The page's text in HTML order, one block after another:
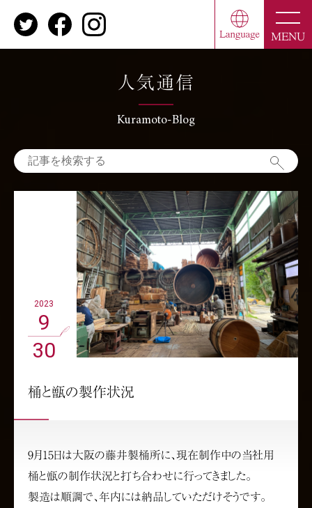
MENU
人気通信
Kuramoto-Blog
2023
9
30
桶と甑の製作状況
9月15日は大阪の藤井製桶所に、現在制作中の当社用
桶と甑の制作状況と打ち合わせに行ってきました。
製造は順調で、年内には納品していただけそうです。